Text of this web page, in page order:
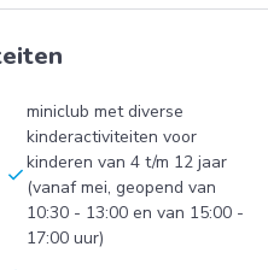
check
miniclub met diverse
kinderactiviteiten voor
kinderen van 4 t/m 12 jaar
(vanaf mei, geopend van
10:30 - 13:00 en van 15:00 -
17:00 uur)